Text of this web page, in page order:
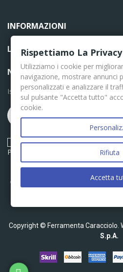
INFORMAZIONI
LINK UTILI
NEWSLETTER
Iscriviti per le ultime news
Acconsento ai termini e
Policy
Copyright © Ferramenta Caracciolo.
S.p.A.
Rispettiamo La
Utilizziamo i cookie per
navigazione, mostrare annunci
personalizzati e analizzare il
sul pulsante "Accetta tutto"
cookie.
Rifiuta
Accetta